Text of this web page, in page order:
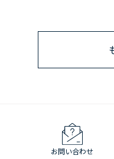
お問い合わせ